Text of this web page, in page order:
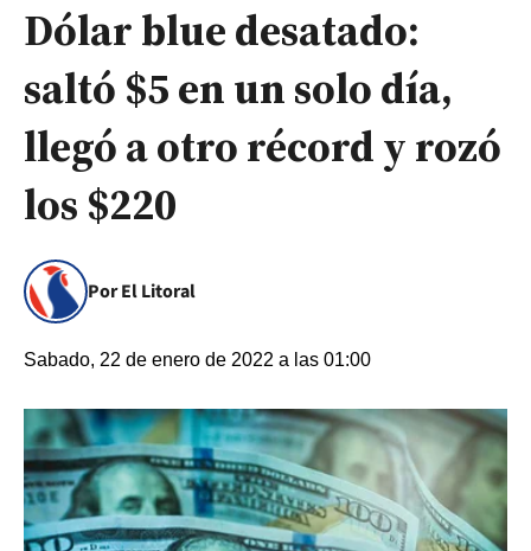
Dólar blue desatado:
saltó $5 en un solo día,
llegó a otro récord y rozó
los $220
Por El Litoral
Sabado, 22 de enero de 2022 a las 01:00